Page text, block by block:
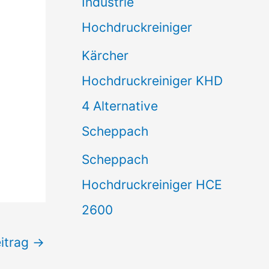
→
Hochdruckreiniger
Kärcher
Hochdruckreiniger KHD
4 Alternative
Scheppach
Scheppach
Hochdruckreiniger HCE
2600